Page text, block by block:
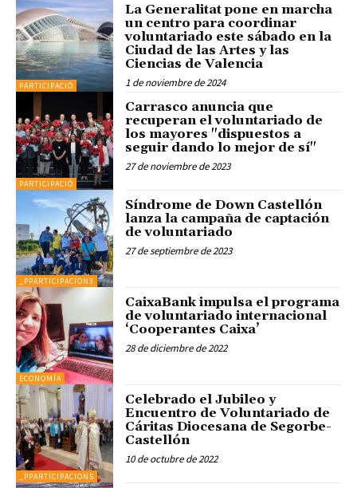
PARTICIPACIÓ
La Generalitat pone en marcha
un centro para coordinar
voluntariado este sábado en la
Ciudad de las Artes y las
Ciencias de Valencia
1 de noviembre de 2024
PARTICIPACIÓ
Carrasco anuncia que
recuperan el voluntariado de
los mayores "dispuestos a
seguir dando lo mejor de sí"
27 de noviembre de 2023
_PPARTICIPACION3
Síndrome de Down Castellón
lanza la campaña de captación
de voluntariado
27 de septiembre de 2023
ECONOMÍA
CaixaBank impulsa el programa
de voluntariado internacional
‘Cooperantes Caixa’
28 de diciembre de 2022
_PPARTICIPACION5
Celebrado el Jubileo y
Encuentro de Voluntariado de
Cáritas Diocesana de Segorbe-
Castellón
10 de octubre de 2022